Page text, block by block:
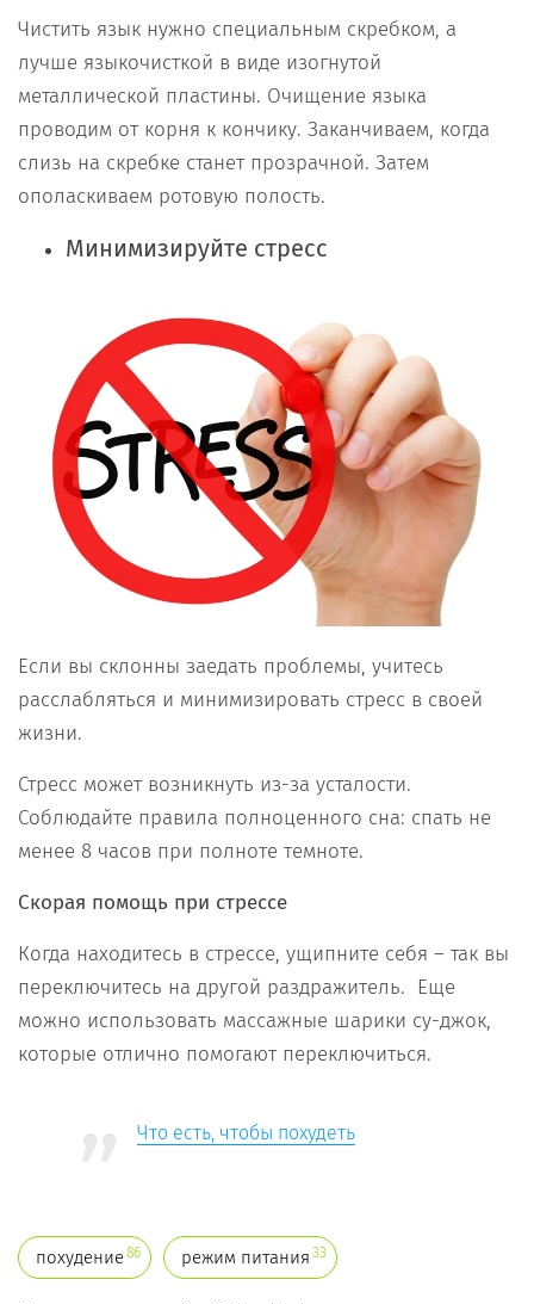
Чистить язык нужно специальным скребком, а
лучше языкочисткой в виде изогнутой
металлической пластины. Очищение языка
проводим от корня к кончику. Заканчиваем, когда
слизь на скребке станет прозрачной. Затем
ополаскиваем ротовую полость.
Минимизируйте стресс
Если вы склонны заедать проблемы, учитесь
расслабляться и минимизировать стресс в своей
жизни.
Стресс может возникнуть из-за усталости.
Соблюдайте правила полноценного сна: спать не
менее 8 часов при полноте темноте.
Скорая помощь при стрессе
Когда находитесь в стрессе, ущипните себя – так вы
переключитесь на другой раздражитель. Еще
можно использовать массажные шарики су-джок,
которые отлично помогают переключиться.
Что есть, чтобы похудеть
похудение86 режим питания 33